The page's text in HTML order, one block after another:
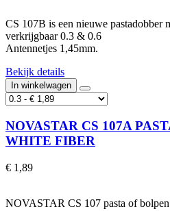
CS 107B is een nieuwe pastadobber
verkrijgbaar 0.3 & 0.6
Antennetjes 1,45mm.
Bekijk details
In winkelwagen
NOVASTAR CS 107A
WHITE FIBER
€ 1,89
NOVASTAR CS 107 pasta of